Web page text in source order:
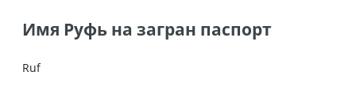
Имя Руфь на загран паспорт
Ruf